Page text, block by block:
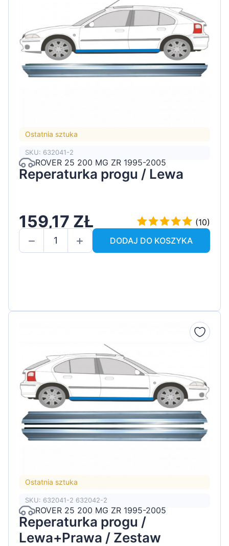
Ostatnia sztuka
SKU: 632041-2
ROVER 25 200 MG ZR 1995-2005
Reperaturka progu / Lewa
159,17 ZŁ
(10)
DODAJ DO KOSZYKA
Ostatnia sztuka
SKU: 632041-2 632042-2
ROVER 25 200 MG ZR 1995-2005
Reperaturka progu /
Lewa+Prawa / Zestaw